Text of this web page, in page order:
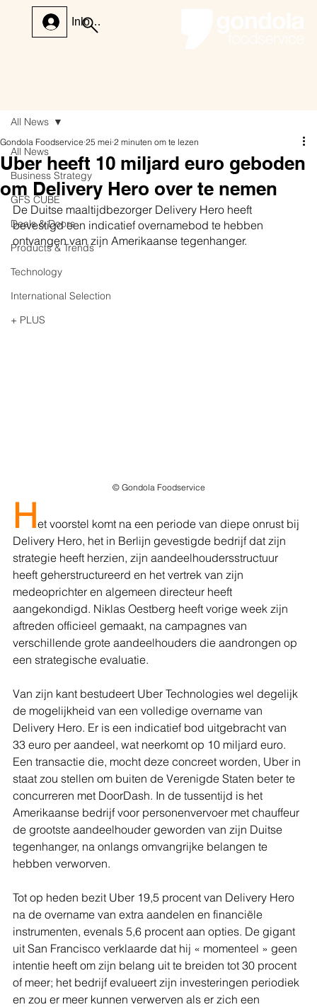
Inloggen
All News
Business Strategy
GFS CUBE
Deals & Doors
Products & Trends
Technology
International Selection
+ PLUS
All News
Uber heeft 10 miljard euro geboden
om Delivery Hero over te nemen
Gondola Foodservice 25 mei 2 minuten om te lezen
De Duitse maaltijdbezorger Delivery Hero heeft
bevestigd een indicatief overnamebod te hebben
ontvangen van zijn Amerikaanse tegenhanger.
© Gondola Foodservice
Het voorstel komt na een periode van diepe onrust bij
Delivery Hero, het in Berlijn gevestigde bedrijf dat zijn
strategie heeft herzien, zijn aandeelhoudersstructuur
heeft geherstructureerd en het vertrek van zijn
medeoprichter en algemeen directeur heeft
aangekondigd. Niklas Oestberg heeft vorige week zijn
aftreden officieel gemaakt, na campagnes van
verschillende grote aandeelhouders die aandrongen op
een strategische evaluatie.
Van zijn kant bestudeert Uber Technologies wel degelijk
de mogelijkheid van een volledige overname van
Delivery Hero. Er is een indicatief bod uitgebracht van
33 euro per aandeel, wat neerkomt op 10 miljard euro.
Een transactie die, mocht deze concreet worden, Uber in
staat zou stellen om buiten de Verenigde Staten beter te
concurreren met DoorDash. In de tussentijd is het
Amerikaanse bedrijf voor personenvervoer met chauffeur
de grootste aandeelhouder geworden van zijn Duitse
tegenhanger, na onlangs omvangrijke belangen te
hebben verworven.
Tot op heden bezit Uber 19,5 procent van Delivery Hero
na de overname van extra aandelen en financiële
instrumenten, evenals 5,6 procent aan opties. De gigant
uit San Francisco verklaarde dat hij « momenteel » geen
intentie heeft om zijn belang uit te breiden tot 30 procent
of meer; het bedrijf evalueert zijn investeringen periodiek
en zou er meer kunnen verwerven als er zich een